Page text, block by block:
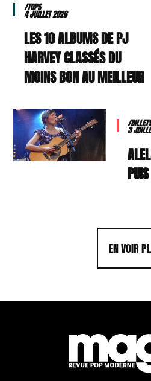
/TOPS
4 JUILLET 2026
LES 10 ALBUMS DE PJ
HARVEY CLASSÉS DU
MOINS BON AU MEILLEUR
/
3
EN VOIR